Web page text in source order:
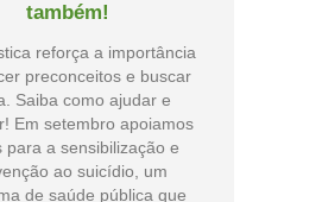
também!
reforça a importância
preconceitos e buscar
Saiba como ajudar e
Em setembro apoiamos
para a sensibilização e
ao suicídio, um
de saúde pública que